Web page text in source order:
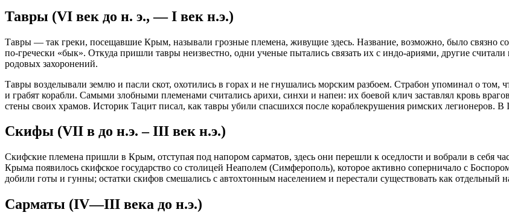
Тавры (VI век до н. э., — I век н.э.)
Тавры — так греки, посещавшие Крым, называли грозные племена, живущие здесь. Название, возможно, было связно
по-гречески «бык». Откуда пришли тавры неизвестно, одни ученые пытались связать их с индо-ариями, другие
родовых захоронений.
Тавры возделывали землю и пасли скот, охотились в горах и не гнушались морским разбоем. Страбон упоминал о том,
и грабят корабли. Самыми злобными племенами считались арихи, синхи и напеи: их боевой клич заставлял кровь
стены своих храмов. Историк Тацит писал, как тавры убили спасшихся после кораблекрушения римских легионеров. В
Скифы (VII в до н.э. – III век н.э.)
Скифские племена пришли в Крым, отступая под напором сарматов, здесь они перешли к оседлости и вобрали в себя
Крыма появилось скифское государство со столицей Неаполем (Симферополь), которое активно соперничало с
добили готы и гунны; остатки скифов смешались с автохтонным населением и перестали существовать как отдельный
Сарматы (IV—III века до н.э.)